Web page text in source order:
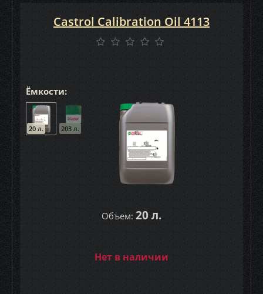
Ёмкости:
20 л. 203 л.
Объем: 20 л.
Castrol Calibration Oil 4113
Нет в наличии